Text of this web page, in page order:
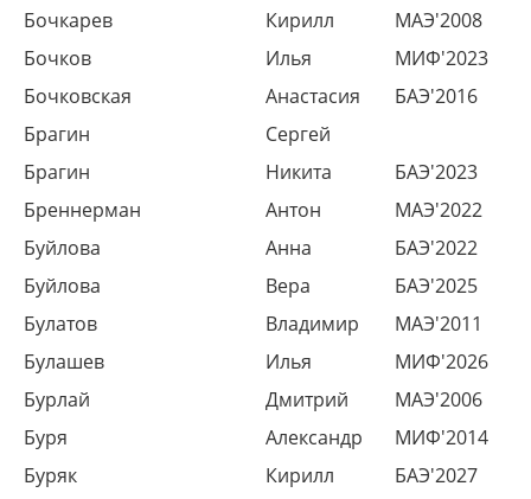
Бочкарев Кирилл
МАЭ'2008
Бочков
Илья
МИФ'2023
Бочковская
Анастасия
БАЭ'2016
Брагин
Сергей
Брагин
Никита
БАЭ'2023
Бреннерман
Антон
МАЭ'2022
Буйлова
Анна
БАЭ'2022
Буйлова
Вера
БАЭ'2025
Булатов
Владимир
МАЭ'2011
Булашев
Илья
МИФ'2026
Бурлай
Дмитрий
МАЭ'2006
Буря
Александр
МИФ'2014
Буряк
Кирилл
БАЭ'2027